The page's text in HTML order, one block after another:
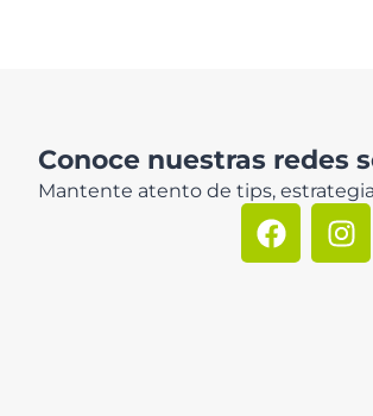
Conoce nuestras redes
Mantente atento de tips,